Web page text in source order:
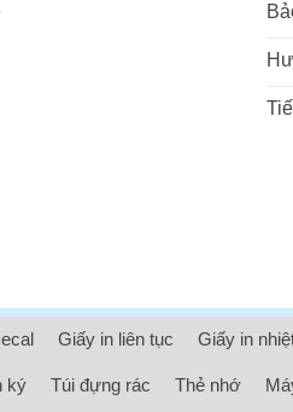
Giấy in liên tục Giấy in
ký Túi đựng rác Thẻ nhớ